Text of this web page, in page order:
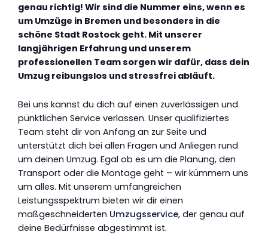
genau richtig! Wir sind die Nummer eins, wenn es
um Umzüge in Bremen und besonders in die
schöne Stadt Rostock geht. Mit unserer
langjährigen Erfahrung und unserem
professionellen Team sorgen wir dafür, dass dein
Umzug reibungslos und stressfrei abläuft.
Bei uns kannst du dich auf einen zuverlässigen und
pünktlichen Service verlassen. Unser qualifiziertes
Team steht dir von Anfang an zur Seite und
unterstützt dich bei allen Fragen und Anliegen rund
um deinen Umzug. Egal ob es um die Planung, den
Transport oder die Montage geht – wir kümmern uns
um alles. Mit unserem umfangreichen
Leistungsspektrum bieten wir dir einen
maßgeschneiderten Umzugsservice, der genau auf
deine Bedürfnisse abgestimmt ist.